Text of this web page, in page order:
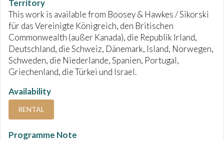
Territory
This work is available from Boosey & Hawkes / Sikorski
für das Vereinigte Königreich, den Britischen
Commonwealth (außer Kanada), die Republik Irland,
Deutschland, die Schweiz, Dänemark, Island, Norwegen,
Schweden, die Niederlande, Spanien, Portugal,
Griechenland, die Türkei und Israel.
Availability
RENTAL
Programme Note